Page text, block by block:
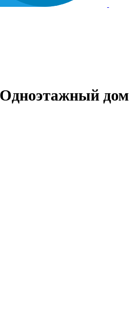
дом